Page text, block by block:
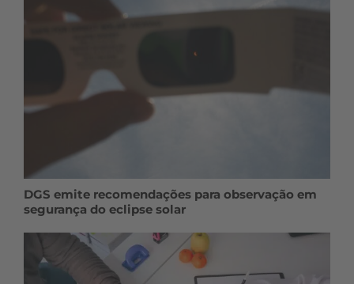
DGS emite recomendações para observação em
segurança do eclipse solar